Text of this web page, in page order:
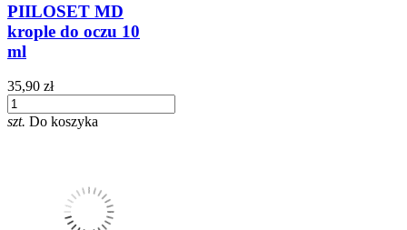
PIILOSET MD
krople do oczu 10
ml
35,90 zł
szt. Do koszyka